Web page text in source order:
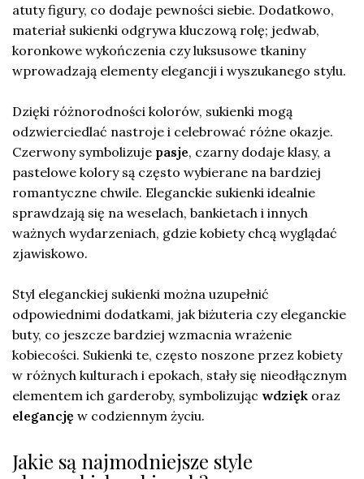
atuty figury, co dodaje pewności siebie. Dodatkowo,
materiał sukienki odgrywa kluczową rolę; jedwab,
koronkowe wykończenia czy luksusowe tkaniny
wprowadzają elementy elegancji i wyszukanego stylu.
Dzięki różnorodności kolorów, sukienki mogą
odzwierciedlać nastroje i celebrować różne okazje.
Czerwony symbolizuje pasje, czarny dodaje klasy, a
pastelowe kolory są często wybierane na bardziej
romantyczne chwile. Eleganckie sukienki idealnie
sprawdzają się na weselach, bankietach i innych
ważnych wydarzeniach, gdzie kobiety chcą wyglądać
zjawiskowo.
Styl eleganckiej sukienki można uzupełnić
odpowiednimi dodatkami, jak biżuteria czy eleganckie
buty, co jeszcze bardziej wzmacnia wrażenie
kobiecości. Sukienki te, często noszone przez kobiety
w różnych kulturach i epokach, stały się nieodłącznym
elementem ich garderoby, symbolizując wdzięk oraz
elegancję w codziennym życiu.
Jakie są najmodniejsze style